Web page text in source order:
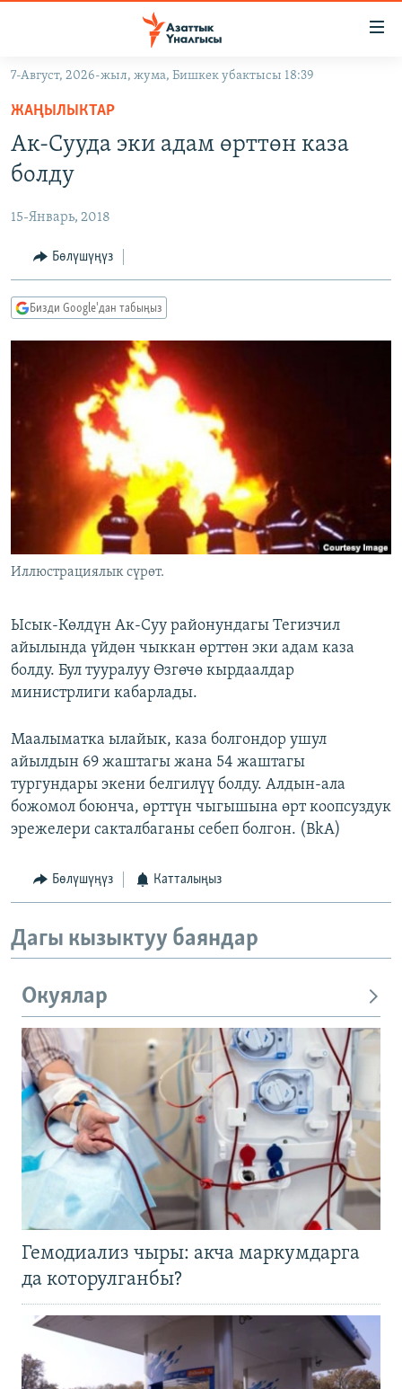
Навигацияга
өтүңүз
Издөөгө
салыңызКЫРГЫЗСТАН
ЭКОНОМИКА
МАДАНИЯТ
ДҮЙНӨ
БОРБОР АЗИЯ
УКРАИНА
АТАЙЫН ИЛИКТӨӨ
ТВ ПРОГРАММАЛАР
ЭКСПЕРТТЕР ТАЛДАЙТ
БИЗ ЖАНА ДҮЙНӨ
ЭЖЕ-СИҢДИЛЕР
АЗАТТЫК+
ЫҢГАЙСЫЗ СУРООЛОР
ӨЗГӨЧӨ ПИКИР
Русский
ОНЛАЙН ШЕРИНЕ
ЭЕ/АРнун бардык сайттары
7-Август, 2026-жыл, жума, Бишкек убактысы 18:39
ЖАҢЫЛЫКТАР
Ак-Сууда эки адам өрттөн каза
болду
15-Январь, 2018
Бөлүшүңүз
Бизди Google'дан табыңыз
Иллюстрациялык сүрөт.
Ысык-Көлдүн Ак-Суу районундагы Тегизчил
айылында үйдөн чыккан өрттөн эки адам каза
болду. Бул тууралуу Өзгөчө кырдаалдар
министрлиги кабарлады.
Маалыматка ылайык, каза болгондор ушул
айылдын 69 жаштагы жана 54 жаштагы
тургундары экени белгилүү болду. Алдын-ала
божомол боюнча, өрттүн чыгышына өрт коопсуздук
эрежелери сакталбаганы себеп болгон. (BkA)
Бөлүшүңүз Катталыңыз
Дагы кызыктуу баяндар
Окуялар
Гемодиализ чыры: акча маркумдарга
да которулганбы?